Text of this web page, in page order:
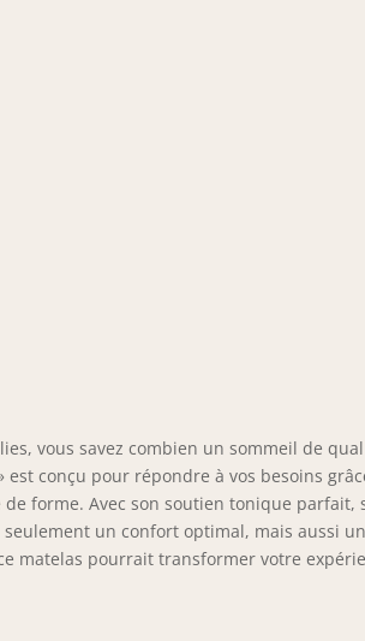
vous savez combien un sommeil de
est conçu pour répondre à vos besoins
forme. Avec son soutien tonique parfait,
seulement un confort optimal, mais aussi
matelas pourrait transformer votre